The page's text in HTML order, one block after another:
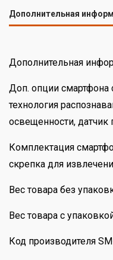
Дополнительная
Дополнительная
Доп. опции смартфона
технология
освещенности,
Комплектация
скрепка для
Вес товара без
Вес товара с
Код производителя